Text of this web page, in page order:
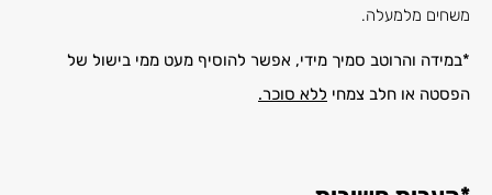
משחים מלמעלה.
*במידה והרוטב סמיך מידי, אפשר להוסיף מעט ממי בישול של
הפסטה או חלב צמחי ללא סוכר.